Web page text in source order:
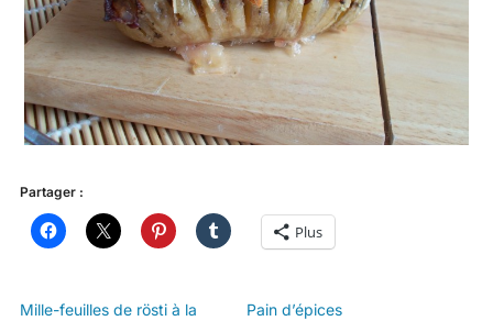
Partager :
Plus
Mille-feuilles de rösti à la
Pain d’épices